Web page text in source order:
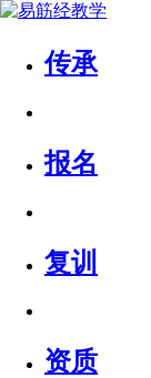
传承
报名
复训
资质